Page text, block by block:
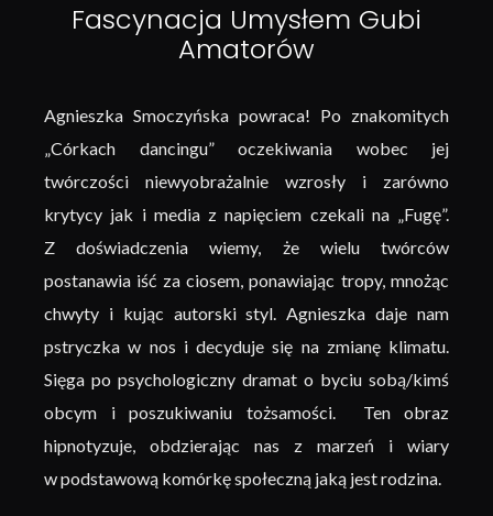
Fascynacja Umysłem Gubi
Amatorów
Agnieszka Smoczyńska powraca! Po znakomitych
„Córkach dancingu” oczekiwania wobec jej
twórczości niewyobrażalnie wzrosły i zarówno
krytycy jak i media z napięciem czekali na „Fugę”.
Z doświadczenia wiemy, że wielu twórców
postanawia iść za ciosem, ponawiając tropy, mnożąc
chwyty i kując autorski styl. Agnieszka daje nam
pstryczka w nos i decyduje się na zmianę klimatu.
Sięga po psychologiczny dramat o byciu sobą/kimś
obcym i poszukiwaniu tożsamości. Ten obraz
hipnotyzuje, obdzierając nas z marzeń i wiary
w podstawową komórkę społeczną jaką jest rodzina.